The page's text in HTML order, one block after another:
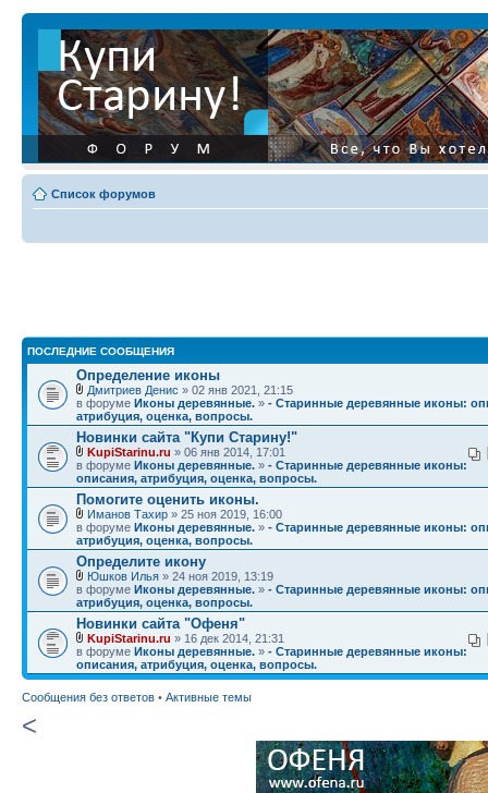
Список форумов
ПОСЛЕДНИЕ СООБЩЕНИЯ
Определение иконы
Дмитриев Денис » 02 янв 2021, 21:15
в форуме Иконы деревянные. » - Старинные деревянные иконы:
атрибуция, оценка, вопросы.
Новинки сайта "Купи Старину!"
KupiStarinu.ru » 06 янв 2014, 17:01
в форуме Иконы деревянные. » - Старинные деревянные иконы:
описания, атрибуция, оценка, вопросы.
Помогите оценить иконы.
Иманов Тахир » 25 ноя 2019, 16:00
в форуме Иконы деревянные. » - Старинные деревянные иконы:
атрибуция, оценка, вопросы.
Определите икону
Юшков Илья » 24 ноя 2019, 13:19
в форуме Иконы деревянные. » - Старинные деревянные иконы:
атрибуция, оценка, вопросы.
Новинки сайта "Офеня"
KupiStarinu.ru » 16 дек 2014, 21:31
в форуме Иконы деревянные. » - Старинные деревянные иконы:
описания, атрибуция, оценка, вопросы.
Сообщения без ответов • Активные темы
<